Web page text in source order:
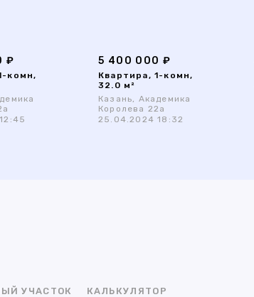
₽
комн,
5 400 000 ₽
Квартира, 1-комн,
32.0 м²
Казань, Академика
Королева 22а
25.04.2024 18:32
УЧАСТОК КАЛЬКУЛЯТОР